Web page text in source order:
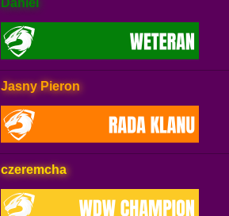
Daniel
Jasny Pieron
czeremcha